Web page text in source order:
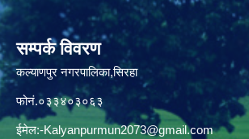
सम्पर्क विवरण
कल्याणपुर नगरपालिका,सिरहा
फोनं.०३३४०३०६३
ईमेल:-Kalyanpurmun2073@gmail.com